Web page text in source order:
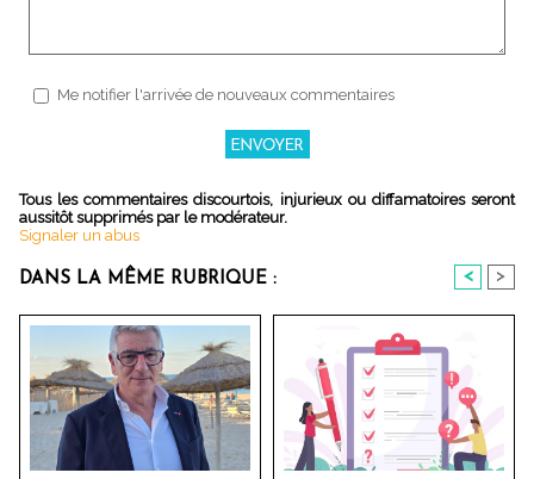
Me notifier l'arrivée de nouveaux commentaires
Tous les commentaires discourtois, injurieux ou diffamatoires seront
aussitôt supprimés par le modérateur.
Signaler un abus
DANS LA MÊME RUBRIQUE : < >